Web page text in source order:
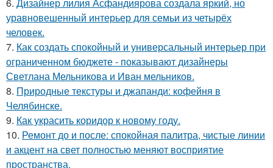
уравновешенный интерьер для семьи из четырёх
человек.
7. Как создать спокойный и универсальный интерьер при
ограниченном бюджете - показывают дизайнеры
Светлана Мельникова и Иван мельников.
8. Природные текстуры и джапанди: кофейня в
Челябинске.
9. Как украсить коридор к новому году.
10. Ремонт до и после: спокойная палитра, чистые линии
и акцент на свет полностью меняют восприятие
пространства.